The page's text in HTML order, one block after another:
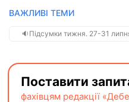
ВАЖЛИВІ ТЕМИ
🔉Підсумки тижня. 27-31
Поставити
фахівцям редакції